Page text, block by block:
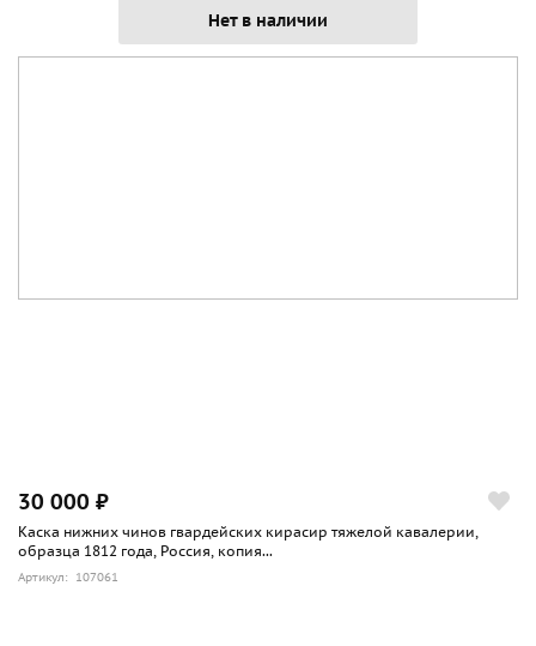
Нет в наличии
30 000 ₽
Каска нижних чинов гвардейских кирасир тяжелой кавалерии,
образца 1812 года, Россия, копия...
Артикул: 107061